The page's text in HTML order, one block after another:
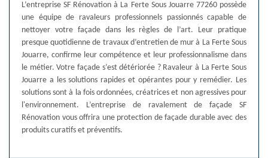
L’entreprise SF Rénovation à La Ferte Sous Jouarre 77260 possède
une équipe de ravaleurs professionnels passionnés capable de
nettoyer votre façade dans les règles de l’art. Leur pratique
presque quotidienne de travaux d’entretien de mur à La Ferte Sous
Jouarre, confirme leur compétence et leur professionnalisme dans
le métier. Votre façade s’est détériorée ? Ravaleur à La Ferte Sous
Jouarre a les solutions rapides et opérantes pour y remédier. Les
solutions sont à la fois ordonnées, créatrices et non agressives pour
l'environnement. L’entreprise de ravalement de façade SF
Rénovation vous offrira une protection de façade durable avec des
produits curatifs et préventifs.